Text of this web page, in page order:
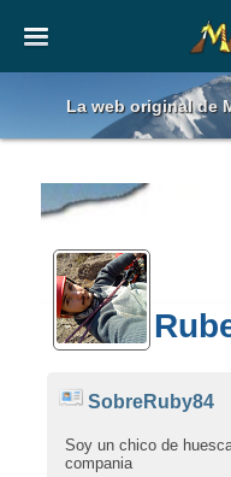
La web original de
SobreRuby84
Soy un chico de
compania